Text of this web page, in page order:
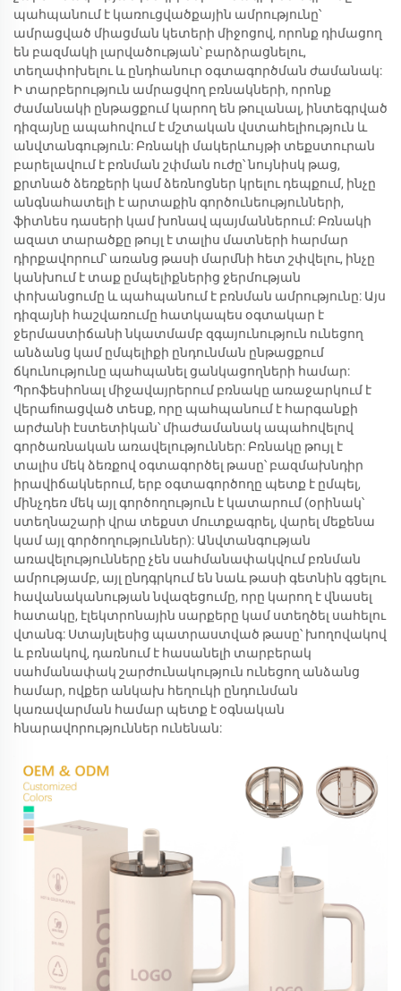
պահպանում է կառուցվածքային ամրությունը՝
ամրացված միացման կետերի միջոցով, որոնք դիմացող
են բազմակի լարվածության՝ բարձրացնելու,
տեղափոխելու և ընդհանուր օգտագործման ժամանակ:
Ի տարբերություն ամրացվող բռնակների, որոնք
ժամանակի ընթացքում կարող են թուլանալ, ինտեգրված
դիզայնը ապահովում է մշտական վստահելիություն և
անվտանգություն: Բռնակի մակերևույթի տեքստուրան
բարելավում է բռնման շփման ուժը՝ նույնիսկ թաց,
քրտնած ձեռքերի կամ ձեռնոցներ կրելու դեպքում, ինչը
անգնահատելի է արտաքին գործունեությունների,
ֆիտնես դասերի կամ խոնավ պայմաններում: Բռնակի
ազատ տարածքը թույլ է տալիս մատների հարմար
դիրքավորում՝ առանց թասի մարմնի հետ շփվելու, ինչը
կանխում է տաք ըմպելիքներից ջերմության
փոխանցումը և պահպանում է բռնման ամրությունը: Այս
դիզայնի հաշվառումը հատկապես օգտակար է
ջերմաստիճանի նկատմամբ զգայունություն ունեցող
անձանց կամ ըմպելիքի ընդունման ընթացքում
ճկունությունը պահպանել ցանկացողների համար:
Պրոֆեսիոնալ միջավայրերում բռնակը առաջարկում է
վերաfinացված տեսք, որը պահպանում է հարգանքի
արժանի էստետիկան՝ միաժամանակ ապահովելով
գործառնական առավելություններ: Բռնակը թույլ է
տալիս մեկ ձեռքով օգտագործել թասը՝ բազմախնդիր
իրավիճակներում, երբ օգտագործողը պետք է ըմպել,
մինչդեռ մեկ այլ գործողություն է կատարում (օրինակ՝
ստեղնաշարի վրա տեքստ մուտքագրել, վարել մեքենա
կամ այլ գործողություններ): Անվտանգության
առավելությունները չեն սահմանափակվում բռնման
ամրությամբ, այլ ընդգրկում են նաև թասի գետնին գցելու
հավանականության նվազեցումը, որը կարող է վնասել
հատակը, էլեկտրոնային սարքերը կամ ստեղծել սահելու
վտանգ: Ստայնլեսից պատրաստված թասը՝ խողովակով
և բռնակով, դառնում է հասանելի տարբերակ
սահմանափակ շարժունակություն ունեցող անձանց
համար, ովքեր անկախ հեղուկի ընդունման
կառավարման համար պետք է օգնական
հնարավորություններ ունենան: